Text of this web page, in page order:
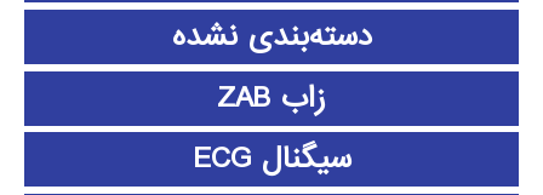
دسته‌بندی نشده
زاب ZAB
سیگنال ECG